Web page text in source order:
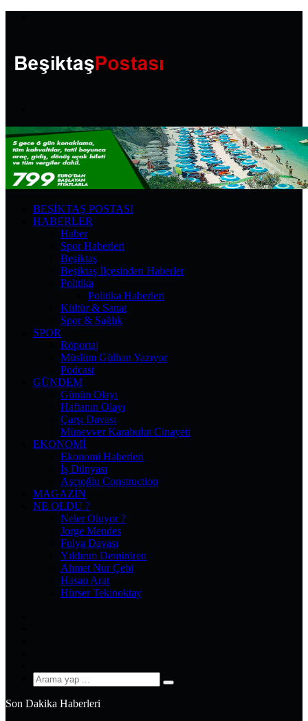
...
BEŞIKTAŞ POSTASI
HABERLER
Haber
Spor Haberleri
Beşiktaş
Beşiktaş İlçesinden Haberler
Politika
Politika Haberleri
Kültür & Sanat
Spor & Sağlık
SPOR
Röportaj
Müslüm Gülhan Yazıyor
Podcast
GÜNDEM
Günün Olayı
Haftanın Olayı
Çarşı Davası
Münevver Karabulut Cinayeti
EKONOMI
Ekonomi Haberleri
İş Dünyası
Aşçıoğlu Construction
MAGAZIN
NE OLDU ?
Neler Oluyor ?
Jorge Mendes
Fulya Davası
Yıldırım Demirören
Ahmet Nur Çebi
Hasan Arat
Hürser Tekinoktay
Arama
Son Dakika Haberleri